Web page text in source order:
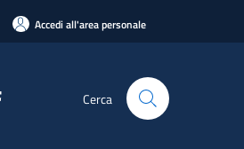
Accedi all'area personale
Cerca